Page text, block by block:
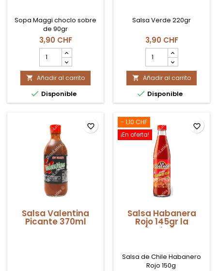
Sopa Maggi choclo sobre
de 90gr
3,90 CHF
cantidad
del
producto
Sopa
Maggi
Choclo
 Añadir al carrito
 Disponible
Salsa Verde 220gr
3,90 CHF
cantidad
del
producto
Salsa
Verde
la
Costeña
 Añadir al carrito
 Disponible
Salsa Valentina
Picante 370ml
favorite_border
- 1,10 CHF
¡En oferta!
Salsa Habanera
Rojo 145gr la
Costeña
Salsa de Chile Habanero
Rojo 150g
favorite_border